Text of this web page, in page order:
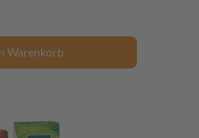
Warenkorb